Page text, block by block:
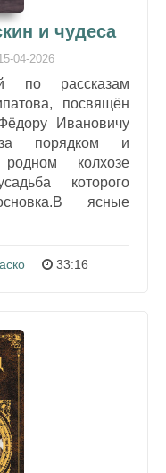
и чудеса
04-2026
по рассказам
посвящён
Ивановичу
порядком и
колхозе
которого
ясные
33:16